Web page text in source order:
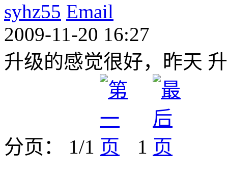
syhz55
2009-11-20 16:27
升级的感觉很好，昨天
分页： 1/1 1